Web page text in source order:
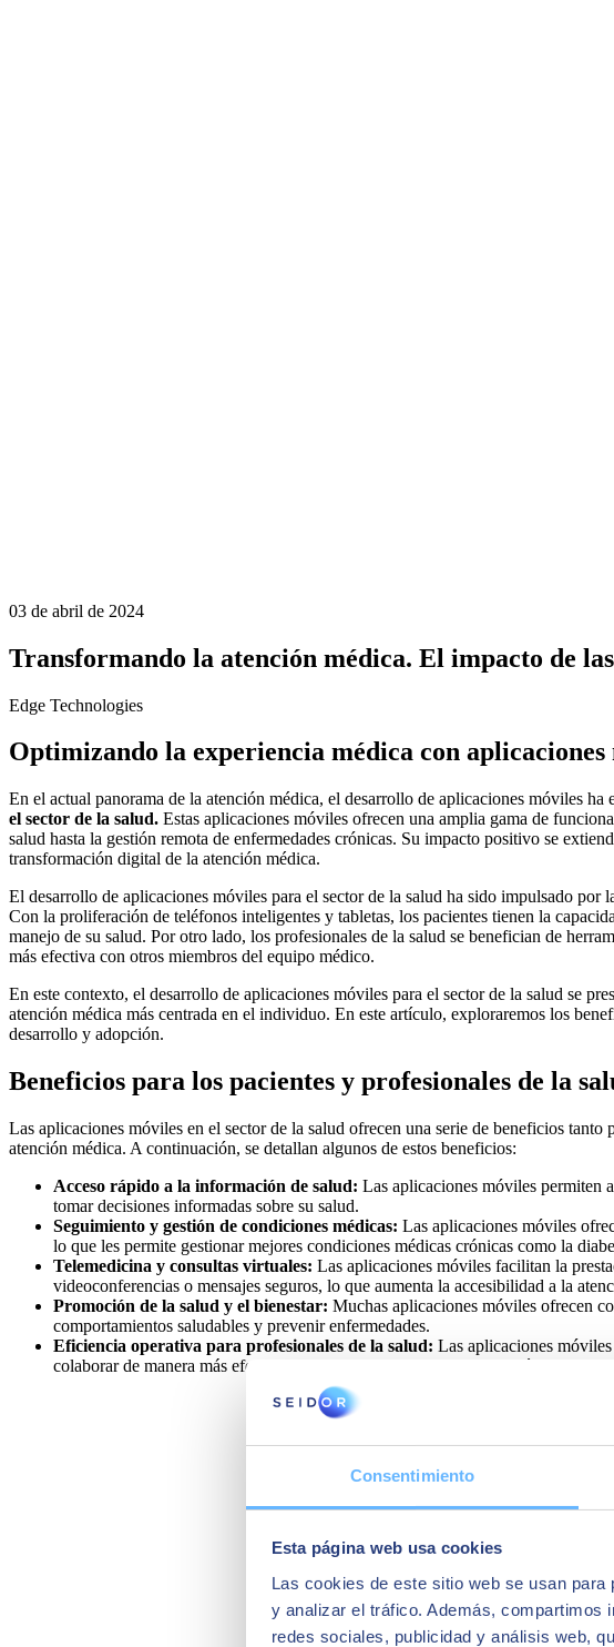
Consentimiento
Esta página web usa cookies
Las cookies de este sitio web se usan
y analizar el tráfico. Además, compartimos
redes sociales, publicidad y análisis web,
03 de abril de 2024
Transformando la atención médica. El impacto de
Edge Technologies
Optimizando la experiencia médica con aplicaciones
En el actual panorama de la atención médica, el desarrollo de aplicaciones móviles ha
el sector de la salud. Estas aplicaciones móviles ofrecen una amplia gama de
salud hasta la gestión remota de enfermedades crónicas. Su impacto positivo se
transformación digital de la atención médica.
El desarrollo de aplicaciones móviles para el sector de la salud ha sido impulsado por
Con la proliferación de teléfonos inteligentes y tabletas, los pacientes tienen la
manejo de su salud. Por otro lado, los profesionales de la salud se benefician de
más efectiva con otros miembros del equipo médico.
En este contexto, el desarrollo de aplicaciones móviles para el sector de la salud se
atención médica más centrada en el individuo. En este artículo, exploraremos los
desarrollo y adopción.
Beneficios para los pacientes y profesionales de la
Las aplicaciones móviles en el sector de la salud ofrecen una serie de beneficios
atención médica. A continuación, se detallan algunos de estos beneficios:
Acceso rápido a la información de salud: Las aplicaciones móviles permiten
tomar decisiones informadas sobre su salud.
Seguimiento y gestión de condiciones médicas: Las aplicaciones móviles
lo que les permite gestionar mejores condiciones médicas crónicas como la
Telemedicina y consultas virtuales: Las aplicaciones móviles facilitan la
videoconferencias o mensajes seguros, lo que aumenta la accesibilidad a la
Promoción de la salud y el bienestar: Muchas aplicaciones móviles ofrecen
comportamientos saludables y prevenir enfermedades.
Eficiencia operativa para profesionales de la salud: Las aplicaciones
colaborar de manera más efectiva con otros miembros del equipo médico, lo